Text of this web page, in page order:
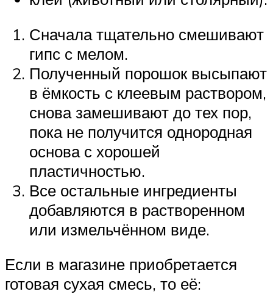
Сначала тщательно смешивают
гипс с мелом.
Полученный порошок высыпают
в ёмкость с клеевым раствором,
снова замешивают до тех пор,
пока не получится однородная
основа с хорошей
пластичностью.
Все остальные ингредиенты
добавляются в растворенном
или измельчённом виде.
Если в магазине приобретается
готовая сухая смесь, то её: